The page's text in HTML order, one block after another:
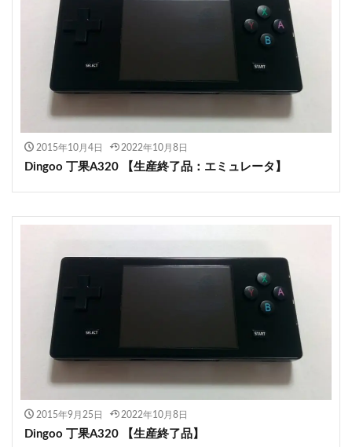
2015年10月4日 2022年10月8日
Dingoo 丁果A320 【生産終了品：エミュレータ】
2015年9月25日 2022年10月8日
Dingoo 丁果A320 【生産終了品】